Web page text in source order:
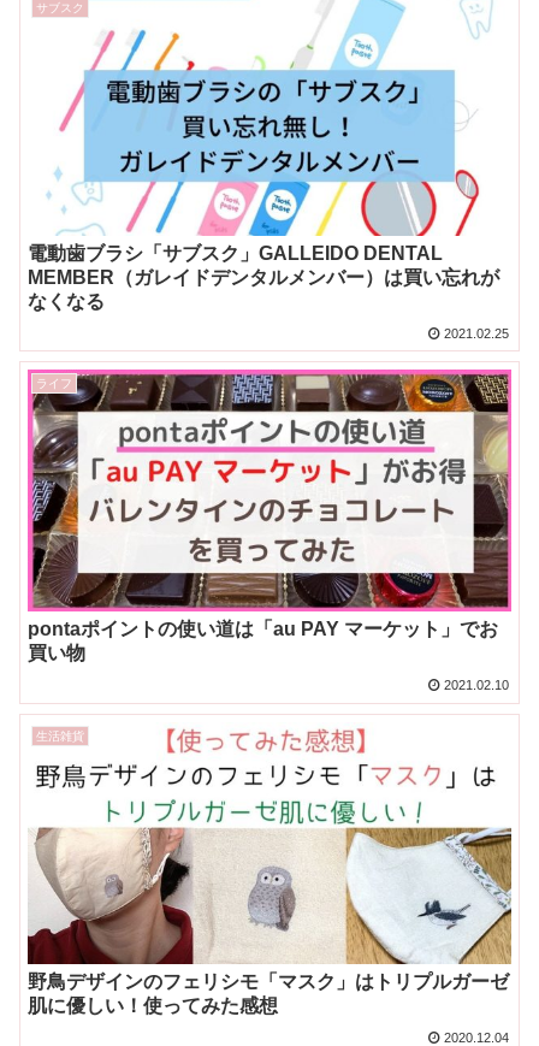
サブスク
電動歯ブラシ「サブスク」GALLEIDO DENTAL
MEMBER（ガレイドデンタルメンバー）は買い忘れが
なくなる
2021.02.25
ライフ
pontaポイントの使い道は「au PAY マーケット」でお
買い物
2021.02.10
生活雑貨
野鳥デザインのフェリシモ「マスク」はトリプルガーゼ
肌に優しい！使ってみた感想
2020.12.04